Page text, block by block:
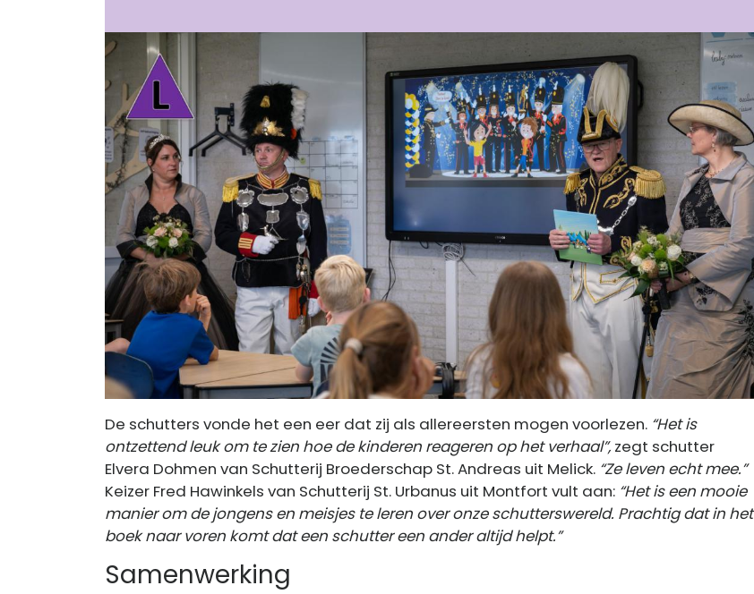
De schutters vonde het een eer dat zij als allereersten mogen voorlezen. “Het is
ontzettend leuk om te zien hoe de kinderen reageren op het verhaal”, zegt schutter
Elvera Dohmen van Schutterij Broederschap St. Andreas uit Melick. “Ze leven echt mee.”
Keizer Fred Hawinkels van Schutterij St. Urbanus uit Montfort vult aan: “Het is een mooie
manier om de jongens en meisjes te leren over onze schutterswereld. Prachtig dat in het
boek naar voren komt dat een schutter een ander altijd helpt.”
Samenwerking